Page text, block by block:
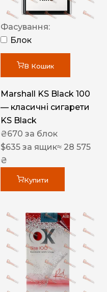
Фасування:
Блок
В Кошик
Marshall KS Black 100
— класичні сигарети
KS Black
₴670 за блок
$635 за ящик≈ 28 575
₴
Купити